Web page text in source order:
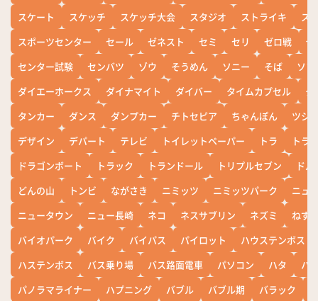
スケート
スケッチ スケッチ大会 スタジオ ストライキ
ス
スポーツセンター
セール ゼネスト セミ セリ ゼロ戦
ぜ
センター試験
センバツ ゾウ そうめん ソニー そば
ソ
ダイエーホークス
ダイナマイト ダイバー タイムカプセル
タ
タンカー
ダンス ダンプカー チトセピア ちゃんぽん
ツシ
デザイン
デパート テレビ トイレットペーパー トラ
トラ
ドラゴンボート
トラック トランドール トリプルセブン
ド
どんの山
トンビ ながさき ニミッツ ニミッツパーク
ニュ
ニュータウン
ニュー長崎 ネコ ネスサブリン ネズミ
ねず
バイオパーク
バイク バイパス パイロット
ハウステンボス
ハステンボス
バス乗り場 バス路面電車 パソコン ハタ
ハ
パノラマライナー
ハプニング バブル バブル期 バラック